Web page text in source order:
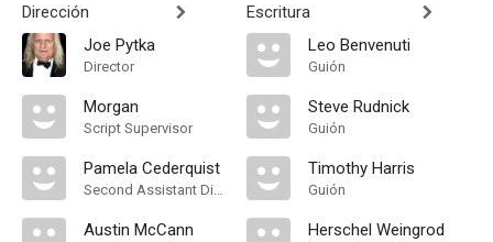
Dirección
Joe Pytka
Director
Morgan
Script Supervisor
Pamela Cederquist
Second Assistant Director
Austin McCann
Escritura
Leo Benvenuti
Guión
Steve Rudnick
Guión
Timothy Harris
Guión
Herschel Weingrod